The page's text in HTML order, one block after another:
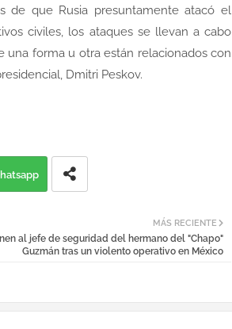
de que Rusia presuntamente atacó el
civiles, los ataques se llevan a cabo
una forma u otra están relacionados con
Dmitri Peskov.
MÁS RECIENTE
al jefe de seguridad del hermano del "Chapo"
Guzmán tras un violento operativo en México